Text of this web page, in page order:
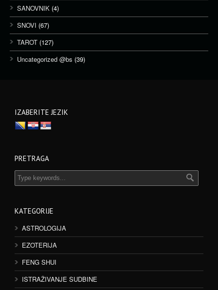
SANOVNIK (4)
SNOVI (67)
TAROT (127)
Uncategorized @bs (39)
IZABERITE JEZIK
PRETRAGA
KATEGORIJE
ASTROLOGIJA
EZOTERIJA
FENG SHUI
ISTRAŽIVANJE SUDBINE